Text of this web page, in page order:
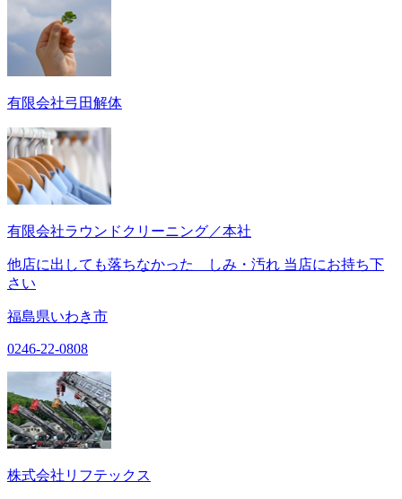
有限会社弓田解体
有限会社ラウンドクリーニング／本社
他店に出しても落ちなかった しみ・汚れ 当店にお持ち下
さい
福島県いわき市
0246-22-0808
株式会社リフテックス